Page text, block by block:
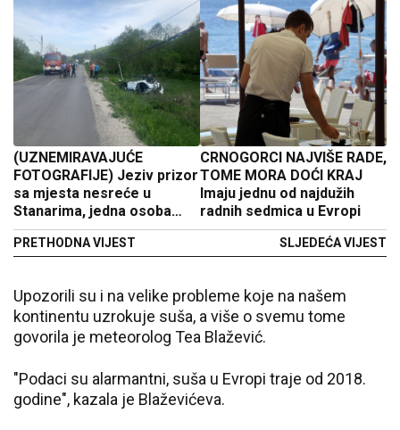
(UZNEMIRAVAJUĆE
FOTOGRAFIJE) Jeziv prizor
sa mjesta nesreće u
Stanarima, jedna osoba
teže povrijeđena
PRETHODNA VIJEST
CRNOGORCI NAJVIŠE RADE,
TOME MORA DOĆI KRAJ
Imaju jednu od najdužih
radnih sedmica u Evropi
SLJEDEĆA VIJEST
Upozorili su i na velike probleme koje na našem
kontinentu uzrokuje suša, a više o svemu tome
govorila je meteorolog Tea Blažević.
"Podaci su alarmantni, suša u Evropi traje od 2018.
godine", kazala je Blaževićeva.